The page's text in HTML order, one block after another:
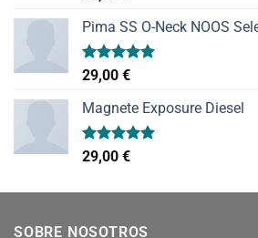
con
de 5
Pima SS O-Neck NOOS
Valorado
con
de 5
29,00 €
Magnete Exposure Diesel
Valorado
con
29,00 €
SOBRE NOSOTROS